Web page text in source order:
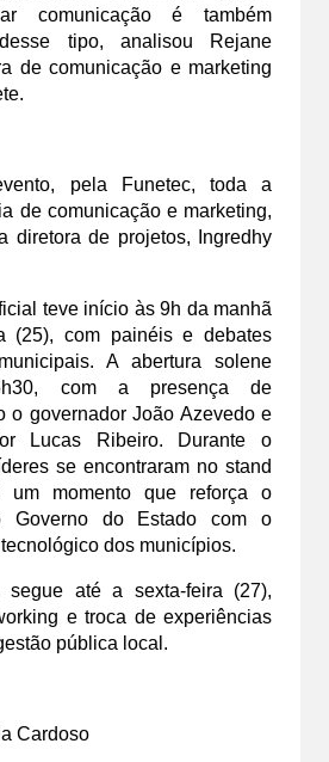
comunicação é também
tipo, analisou Rejane
de comunicação e marketing
pela Funetec, toda a
de comunicação e marketing,
diretora de projetos, Ingredhy
teve início às 9h da manhã
(25), com painéis e debates
A abertura solene
com a presença de
o governador João Azevedo e
Lucas Ribeiro. Durante o
se encontraram no stand
um momento que reforça o
Governo do Estado com o
dos municípios.
segue até a sexta-feira (27),
e troca de experiências
pública local.
Cardoso